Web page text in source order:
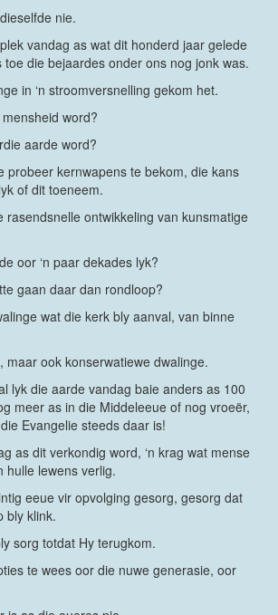
nie.
vandag as wat dit honderd jaar gelede
toe die bejaardes onder ons nog jonk was.
in ‘n stroomversnelling gekom het.
word?
aarde word?
probeer kernwapens te bekom, die kans
of dit toeneem.
rasendsnelle ontwikkeling van kunsmatige
oor ‘n paar dekades lyk?
gaan daar dan rondloop?
wat die kerk bly aanval, van binne
maar ook konserwatiewe dwalinge.
lyk die aarde vandag baie anders as 100
meer as in die Middeleeue of nog vroeër,
Evangelie steeds daar is!
as dit verkondig word, ‘n krag wat mense
hulle lewens verlig.
eeue vir opvolging gesorg, gesorg dat
bly klink.
sorg totdat Hy terugkom.
te wees oor die nuwe generasie, oor